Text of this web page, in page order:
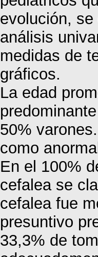
evolución,
análisis
medidas de
gráficos.
La edad
50%
como
En el 100%
cefalea se
cefalea fue
presuntivo
33,3% de